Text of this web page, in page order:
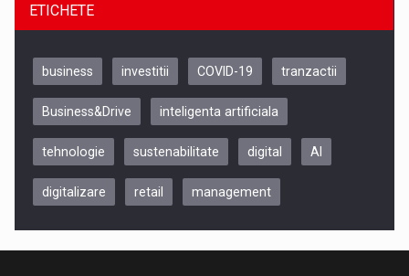
Be Inspired. Make it Happen!, CLUJ, 9 Decembrie
ETICHETE
business investitii COVID-19 tranzactii
Business&Drive inteligenta artificiala
tehnologie sustenabilitate digital AI
digitalizare retail management